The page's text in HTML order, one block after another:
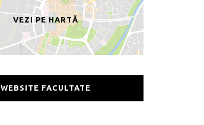
VEZI PE HARTĂ
WEBSITE FACULTATE